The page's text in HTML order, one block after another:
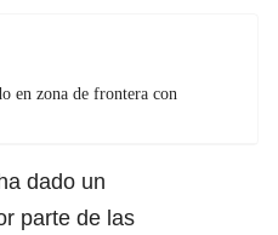
en zona de frontera con
dado un
parte de las